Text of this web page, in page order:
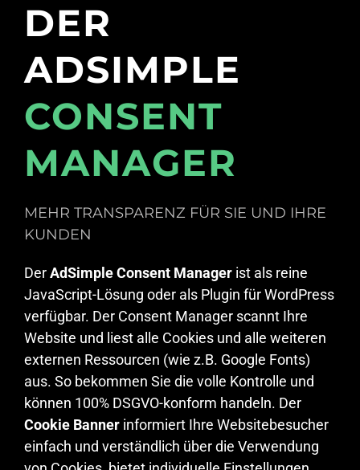
DER
ADSIMPLE
CONSENT
MANAGER
MEHR TRANSPARENZ FÜR SIE UND IHRE
KUNDEN
DerAdSimple Consent Manager ist als reine
JavaScript-Lösung oder als Plugin für WordPress
verfügbar. Der Consent Manager scannt Ihre
Website und liest alle Cookies und alle weiteren
externen Ressourcen (wie z.B. Google Fonts)
aus. So bekommen Sie die volle Kontrolle und
können 100% DSGVO-konform handeln. Der
Cookie Banner informiert Ihre Websitebesucher
einfach und verständlich über die Verwendung